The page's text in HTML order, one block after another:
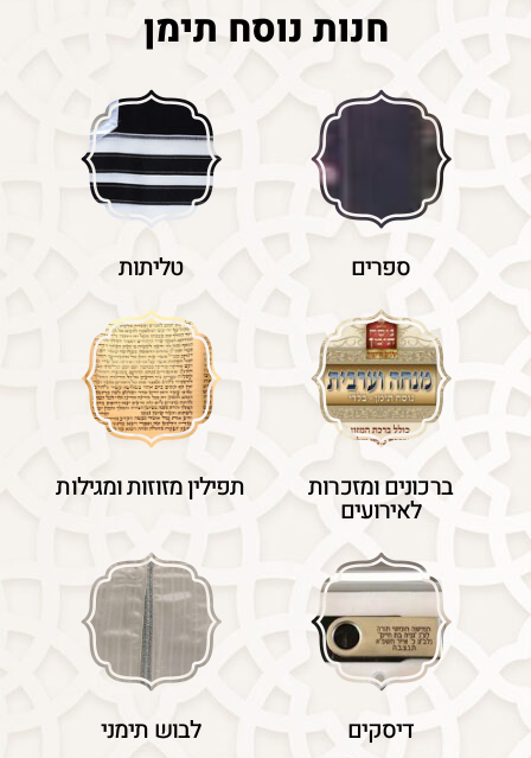
חנות נוסח תימן
ספרים טליתות
ברכונים ומזכרות
לאירועים
תפילין מזוזות ומגילות
דיסקים לבוש תימני